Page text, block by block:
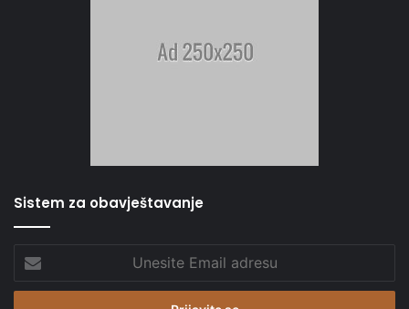
Sistem za obavještavanje
Unesite
Email
adresu